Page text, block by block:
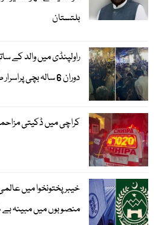
بلتستان
راولپنڈی میں والد کے
دوران 6 سالہ بچی پراسرار طور پر لاپتا
کراچی میں ڈکیتی
خیبرپختونخوا میں
منصوبوں میں مبینہ